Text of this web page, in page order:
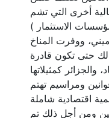
أخرى التي تشم
( البنوك التجارية، مؤسسات التمويل، مؤسسات الاستثمار).
ووفرت المناخ
حتى تكون قادرة
كمثيلاتها
ومراسيم تهتم
اقتصادية شاملة.
ومن أجل ذلك تم